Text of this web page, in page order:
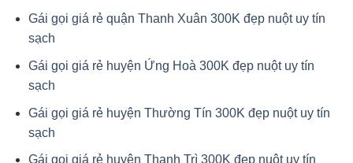
Gái gọi giá rẻ quận Thanh Xuân 300K đẹp nuột uy tín
sạch
Gái gọi giá rẻ huyện Ứng Hoà 300K đẹp nuột uy tín
sạch
Gái gọi giá rẻ huyện Thường Tín 300K đẹp nuột uy tín
sạch
Gái gọi giá rẻ huyện Thanh Trì 300K đẹp nuột uy tín